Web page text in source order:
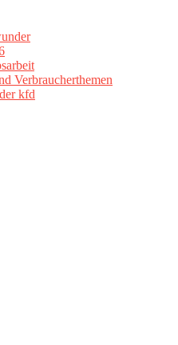
Verbraucherthemen
kfd